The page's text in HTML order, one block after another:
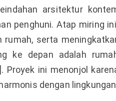
arsitektur
penghuni. Atap miring
rumah, serta
ke depan adalah
Proyek ini menonjol
dengan